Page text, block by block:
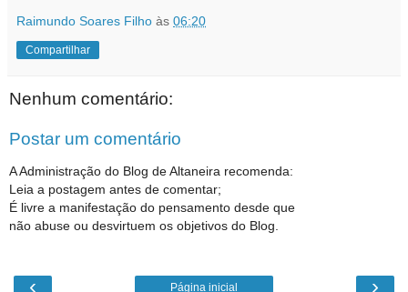
Raimundo Soares Filho às 06:20
Compartilhar
Nenhum comentário:
Postar um comentário
A Administração do Blog de Altaneira recomenda:
Leia a postagem antes de comentar;
É livre a manifestação do pensamento desde que
não abuse ou desvirtuem os objetivos do Blog.
‹ ›
Página inicial